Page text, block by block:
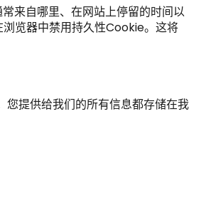
来自哪里、在网站上停留的时间以
览器中禁用持久性Cookie。这将
您提供给我们的所有信息都存储在我